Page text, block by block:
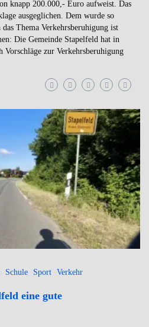
knapp 200.000,- Euro aufweist. Das
ausgeglichen. Dem wurde so
Thema Verkehrsberuhigung ist
Die Gemeinde Stapelfeld hat in
Vorschläge zur Verkehrsberuhigung
Schule Sport Verkehr
eine gute